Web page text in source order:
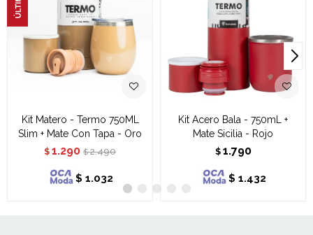
Kit Matero - Termo 750ML
Slim + Mate Con Tapa - Oro
$ 1.290 $ 2.490
$ 1.032
Kit Acero Bala - 750mL +
Mate Sicilia - Rojo
$ 1.790
$ 1.432